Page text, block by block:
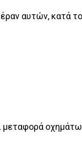
αυτών, κατά